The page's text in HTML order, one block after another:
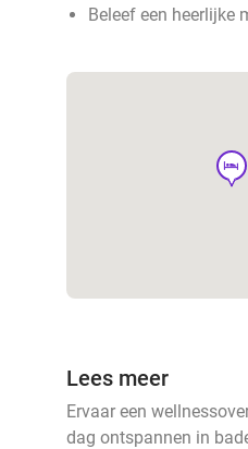
Beleef een heerlijke
hotel
Lees meer
Ervaar een
dag ontspannen in